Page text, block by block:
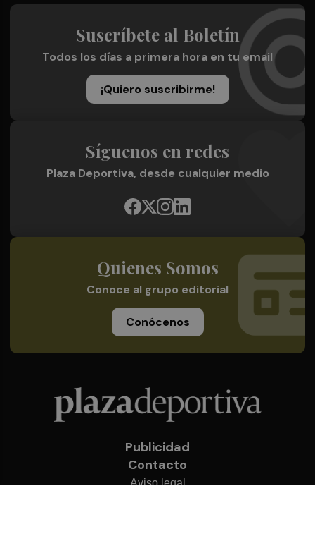
Suscríbete al Boletín
Todos los días a primera hora en tu email
¡Quiero suscribirme!
Síguenos en redes
Plaza Deportiva, desde cualquier medio
Quienes Somos
Conoce al grupo editorial
Conócenos
Publicidad
Contacto
Aviso legal